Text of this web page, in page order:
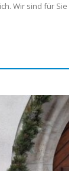
Wir sind für Sie